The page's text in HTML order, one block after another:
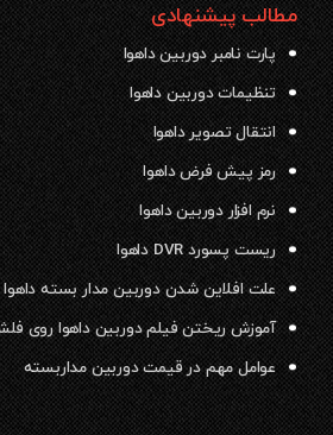
مطالب پیشنهادی
پارت نامبر دوربین داهوا
تنظیمات دوربین داهوا
انتقال تصویر داهوا
رمز پیش فرض داهوا
نرم افزار دوربین داهوا
ریست پسورد DVR داهوا
علت افلاین شدن دوربین مدار بسته داهوا
آموزش ریختن فیلم دوربین داهوا روی
عوامل مهم در قیمت دوربین مداربسته